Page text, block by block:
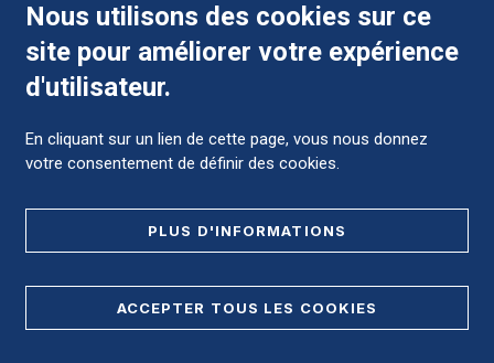
Comment préparer mon hospitalisation ?
Nous utilisons des cookies sur ce
site pour améliorer votre expérience
d'utilisateur.
En cliquant sur un lien de cette page, vous nous donnez
votre consentement de définir des cookies.
PLUS D'INFORMATIONS
ACCEPTER TOUS LES COOKIES